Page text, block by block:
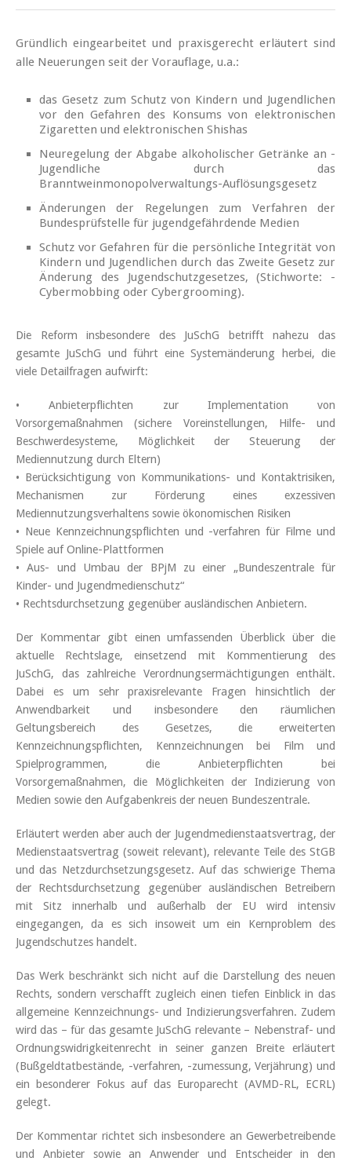
Gründlich eingearbeitet und praxisgerecht erläutert sind
alle Neuerungen seit der Vorauflage, u.a.:
das Gesetz zum Schutz von Kindern und Jugendlichen
vor den Gefahren des Konsums von elektronischen
Zigaretten und elektronischen Shishas
Neuregelung der Abgabe alkoholischer Getränke an ­
Jugendliche durch das
Branntweinmonopolverwaltungs-Auflösungsgesetz
Änderungen der Regelungen zum Verfahren der
Bundesprüfstelle für jugendgefährdende Medien
Schutz vor Gefahren für die persönliche Integrität von
Kindern und Jugendlichen durch das Zweite Gesetz zur
­Änderung des Jugendschutzgesetzes, (Stichworte: ­
Cybermobbing oder Cybergrooming).
Die Reform insbesondere des JuSchG betrifft nahezu das
gesamte JuSchG und führt eine Systemänderung herbei, die
viele Detailfragen aufwirft:
• Anbieterpflichten zur Implementation von
Vorsorgemaßnahmen (sichere Voreinstellungen, Hilfe- und
Beschwerdesysteme, Möglichkeit der Steuerung der
Mediennutzung durch Eltern)
• Berücksichtigung von Kommunikations- und Kontaktrisiken,
Mechanismen zur Förderung eines exzessiven
Mediennutzungsverhaltens sowie ökonomischen Risiken
• Neue Kennzeichnungspflichten und -verfahren für Filme und
Spiele auf Online-Plattformen
• Aus- und Umbau der BPjM zu einer „Bundeszentrale für
Kinder- und Jugendmedienschutz“
• Rechtsdurchsetzung gegenüber ausländischen Anbietern.
Der Kommentar gibt einen umfassenden Überblick über die
aktuelle Rechtslage, einsetzend mit Kommentierung des
JuSchG, das zahlreiche Verordnungsermächtigungen enthält.
Dabei es um sehr praxisrelevante Fragen hinsichtlich der
Anwendbarkeit und insbesondere den räumlichen
Geltungsbereich des Gesetzes, die erweiterten
Kennzeichnungspflichten, Kennzeichnungen bei Film und
Spielprogrammen, die Anbieterpflichten bei
Vorsorgemaßnahmen, die Möglichkeiten der Indizierung von
Medien sowie den Aufgabenkreis der neuen Bundeszentrale.
Erläutert werden aber auch der Jugendmedienstaatsvertrag, der
Medienstaatsvertrag (soweit relevant), relevante Teile des StGB
und das Netzdurchsetzungsgesetz. Auf das schwierige Thema
der Rechtsdurchsetzung gegenüber ausländischen Betreibern
mit Sitz innerhalb und außerhalb der EU wird intensiv
eingegangen, da es sich insoweit um ein Kernproblem des
Jugendschutzes handelt.
Das Werk beschränkt sich nicht auf die Darstellung des neuen
Rechts, sondern verschafft zugleich einen tiefen Einblick in das
allgemeine Kennzeichnungs- und Indizierungsverfahren. Zudem
wird das – für das gesamte JuSchG relevante – Nebenstraf- und
Ordnungswidrigkeitenrecht in seiner ganzen Breite erläutert
(Bußgeldtatbestände, -verfahren, -zumessung, Verjährung) und
ein besonderer Fokus auf das Europarecht (AVMD-RL, ECRL)
gelegt.
Der Kommentar richtet sich insbesondere an Gewerbetreibende
und Anbieter sowie an Anwender und Entscheider in den